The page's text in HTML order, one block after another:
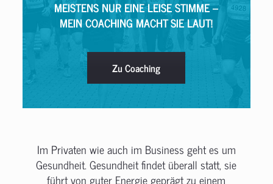
MEISTENS NUR EINE LEISE STIMME –
MEIN COACHING MACHT SIE LAUT!
Zu Coaching
Im Privaten wie auch im Business geht es um
Gesundheit. Gesundheit findet überall statt, sie
führt von guter Energie geprägt zu einem